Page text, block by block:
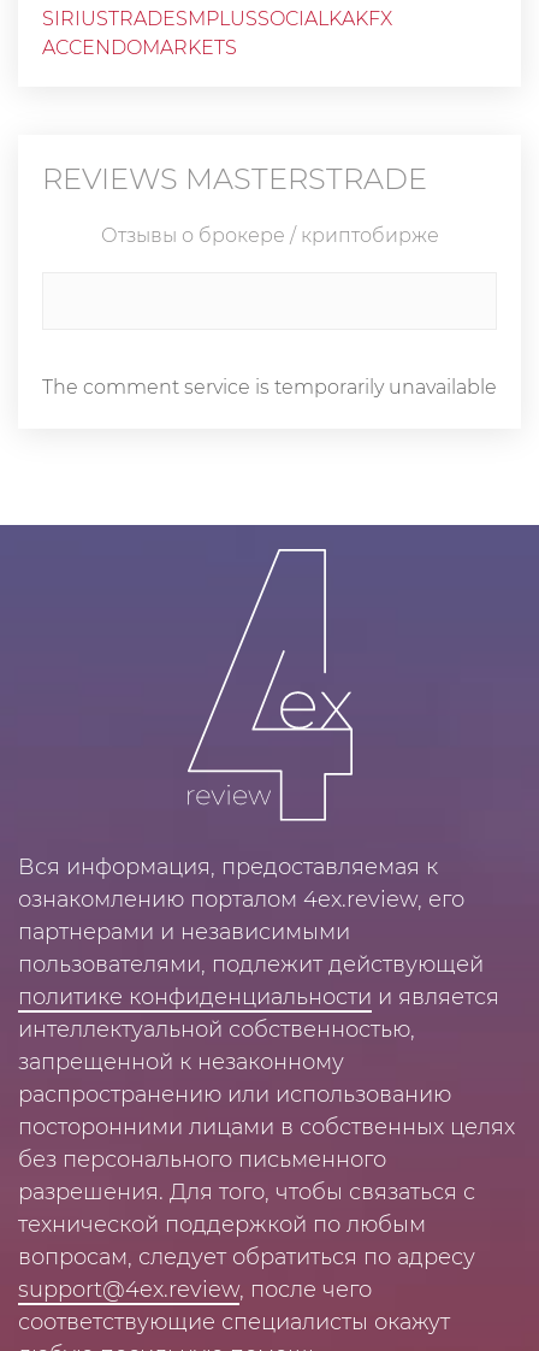
SIRIUSTRADESMPLUSSOCIALKAKFX
ACCENDOMARKETS
REVIEWS MASTERSTRADE
Отзывы о брокере / криптобирже
The comment service is temporarily unavailable
Вся информация, предоставляемая к
ознакомлению порталом 4ex.review, его
партнерами и независимыми
пользователями, подлежит действующей
политике конфиденциальности и является
интеллектуальной собственностью,
запрещенной к незаконному
распространению или использованию
посторонними лицами в собственных целях
без персонального письменного
разрешения. Для того, чтобы связаться с
технической поддержкой по любым
вопросам, следует обратиться по адресу
support@4ex.review, после чего
соответствующие специалисты окажут